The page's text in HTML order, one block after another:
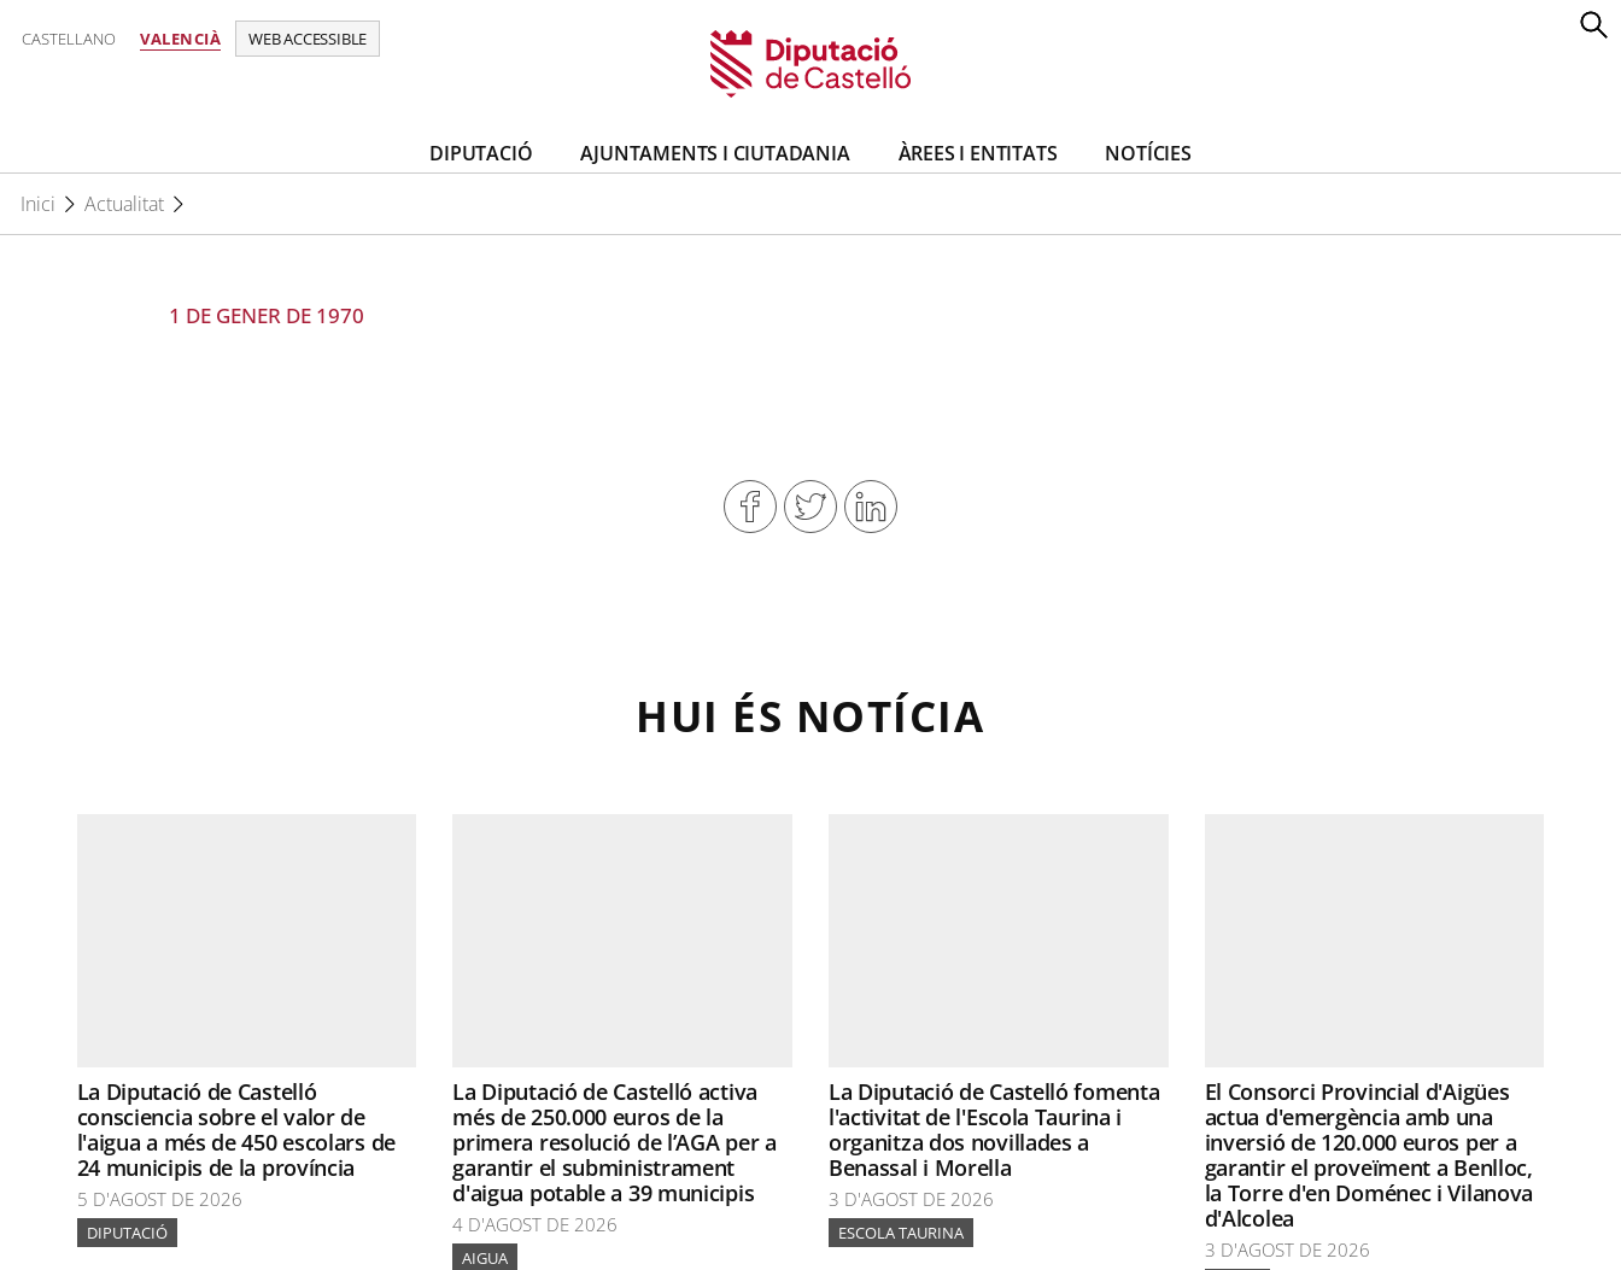
CASTELLANO VALENCIÀ WEB ACCESSIBLE
DIPUTACIÓ AJUNTAMENTS I CIUTADANIA ÀREES I ENTITATS
NOTÍCIES
Inici
Actualitat
1 DE GENER DE 1970
HUI ÉS NOTÍCIA
La Diputació de Castelló
consciencia sobre el valor de
l'aigua a més de 450 escolars de
24 municipis de la província
5 D'AGOST DE 2026
DIPUTACIÓ
La Diputació de Castelló activa
més de 250.000 euros de la
primera resolució de l’AGA per a
garantir el subministrament
d'aigua potable a 39 municipis
4 D'AGOST DE 2026
AIGUA
La Diputació de Castelló fomenta
l'activitat de l'Escola Taurina i
organitza dos novillades a
Benassal i Morella
3 D'AGOST DE 2026
ESCOLA TAURINA
El Consorci Provincial d'Aigües
actua d'emergència amb una
inversió de 120.000 euros per a
garantir el proveïment a Benlloc,
la Torre d'en Doménec i Vilanova
d'Alcolea
3 D'AGOST DE 2026